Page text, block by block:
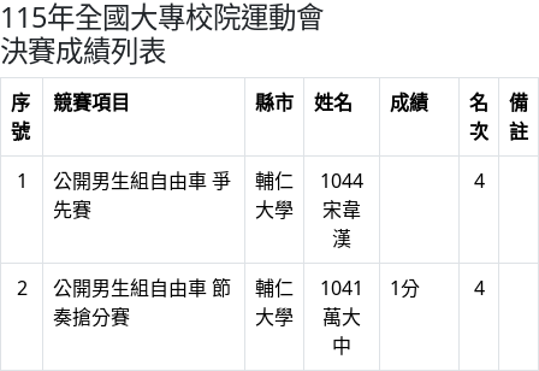
115年全國大專校院運動會
決賽成績列表
序
號
競賽項目 縣市 姓名 成績
名
次
備
註
1
公開男生組自由車 爭
先賽
輔仁
大學
1044
宋韋
漢
4
2
公開男生組自由車 節
奏搶分賽
輔仁
大學
1041
萬大
中
1分 4